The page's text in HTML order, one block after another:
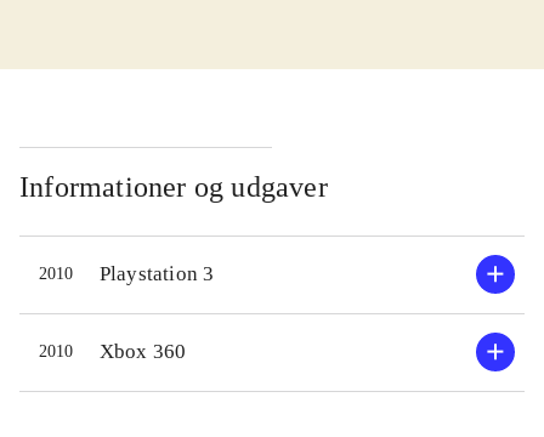
længere konkurrencer. Der er
forskellige olympiske discipliner,
primært indenfor skisport. En række
sportsgrene som fx curling og is-dans
er desværre udeladt. Sværhedsgraden
kan varieres, men er ret lav, specielt
fordi kontrollen ligner hinanden i de
forskellige sportsgrene. Man vælger
Informationer og udgaver
2010 Playstation 3
2010 Xbox 360